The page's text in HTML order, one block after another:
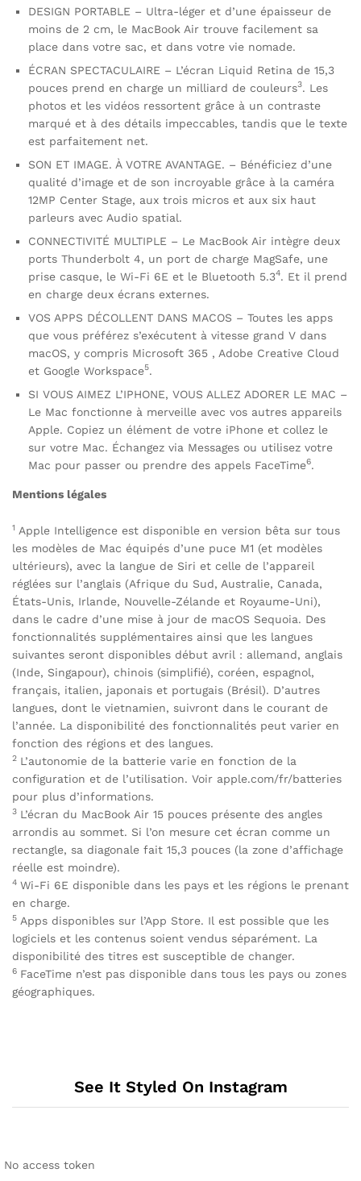
DESIGN PORTABLE – Ultra-léger et d’une épaisseur de
moins de 2 cm, le MacBook Air trouve facilement sa
place dans votre sac, et dans votre vie nomade.
ÉCRAN SPECTACULAIRE – L’écran Liquid Retina de 15,3
pouces prend en charge un milliard de couleurs3. Les
photos et les vidéos ressortent grâce à un contraste
marqué et à des détails impeccables, tandis que le texte
est parfaitement net.
SON ET IMAGE. À VOTRE AVANTAGE. – Bénéficiez d’une
qualité d’image et de son incroyable grâce à la caméra
12MP Center Stage, aux trois micros et aux six haut
parleurs avec Audio spatial.
CONNECTIVITÉ MULTIPLE – Le MacBook Air intègre deux
ports Thunderbolt 4, un port de charge MagSafe, une
prise casque, le Wi-Fi 6E et le Bluetooth 5.34. Et il prend
en charge deux écrans externes.
VOS APPS DÉCOLLENT DANS MACOS – Toutes les apps
que vous préférez s’exécutent à vitesse grand V dans
macOS, y compris Microsoft 365 , Adobe Creative Cloud
et Google Workspace5.
SI VOUS AIMEZ L’IPHONE, VOUS ALLEZ ADORER LE MAC –
Le Mac fonctionne à merveille avec vos autres appareils
Apple. Copiez un élément de votre iPhone et collez le
sur votre Mac. Échangez via Messages ou utilisez votre
Mac pour passer ou prendre des appels FaceTime6.
Mentions légales
1 Apple Intelligence est disponible en version bêta sur tous
les modèles de Mac équipés d’une puce M1 (et modèles
ultérieurs), avec la langue de Siri et celle de l’appareil
réglées sur l’anglais (Afrique du Sud, Australie, Canada,
États-Unis, Irlande, Nouvelle-Zélande et Royaume-Uni),
dans le cadre d’une mise à jour de macOS Sequoia. Des
fonctionnalités supplémentaires ainsi que les langues
suivantes seront disponibles début avril : allemand, anglais
(Inde, Singapour), chinois (simplifié), coréen, espagnol,
français, italien, japonais et portugais (Brésil). D’autres
langues, dont le vietnamien, suivront dans le courant de
l’année. La disponibilité des fonctionnalités peut varier en
fonction des régions et des langues.
2 L’autonomie de la batterie varie en fonction de la
configuration et de l’utilisation. Voir apple.com/fr/batteries
pour plus d’informations.
3 L’écran du MacBook Air 15 pouces présente des angles
arrondis au sommet. Si l’on mesure cet écran comme un
rectangle, sa diagonale fait 15,3 pouces (la zone d’affichage
réelle est moindre).
4 Wi-Fi 6E disponible dans les pays et les régions le prenant
en charge.
5 Apps disponibles sur l’App Store. Il est possible que les
logiciels et les contenus soient vendus séparément. La
disponibilité des titres est susceptible de changer.
6 FaceTime n’est pas disponible dans tous les pays ou zones
géographiques.
See It Styled On Instagram
No access token